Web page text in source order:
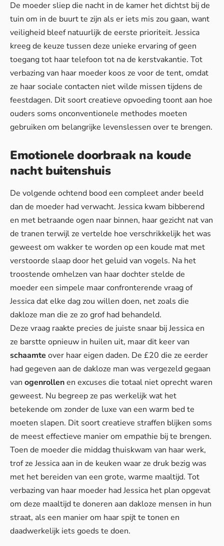
De moeder sliep die nacht in de kamer het dichtst bij de
tuin om in de buurt te zijn als er iets mis zou gaan, want
veiligheid bleef natuurlijk de eerste prioriteit. Jessica
kreeg de keuze tussen deze unieke ervaring of geen
toegang tot haar telefoon tot na de kerstvakantie. Tot
verbazing van haar moeder koos ze voor de tent, omdat
ze haar sociale contacten niet wilde missen tijdens de
feestdagen. Dit soort creatieve opvoeding toont aan hoe
ouders soms onconventionele methodes moeten
gebruiken om belangrijke levenslessen over te brengen.
Emotionele doorbraak na koude
nacht buitenshuis
De volgende ochtend bood een compleet ander beeld
dan de moeder had verwacht. Jessica kwam bibberend
en met betraande ogen naar binnen, haar gezicht nat van
de tranen terwijl ze vertelde hoe verschrikkelijk het was
geweest om wakker te worden op een koude mat met
verstoorde slaap door het geluid van vogels. Na het
troostende omhelzen van haar dochter stelde de
moeder een simpele maar confronterende vraag of
Jessica dat elke dag zou willen doen, net zoals die
dakloze man die ze zo grof had behandeld.
Deze vraag raakte precies de juiste snaar bij Jessica en
ze barstte opnieuw in huilen uit, maar dit keer van
schaamte over haar eigen daden. De £20 die ze eerder
had gegeven aan de dakloze man was vergezeld gegaan
van ogenrollenen excuses die totaal niet oprecht waren
geweest. Nu begreep ze pas werkelijk wat het
betekende om zonder de luxe van een warm bed te
moeten slapen. Dit soort creatieve straffen blijken soms
de meest effectieve manier om empathie bij te brengen.
Toen de moeder die middag thuiskwam van haar werk,
trof ze Jessica aan in de keuken waar ze druk bezig was
met het bereiden van een grote, warme maaltijd. Tot
verbazing van haar moeder had Jessica het plan opgevat
om deze maaltijd te doneren aan dakloze mensen in hun
straat, als een manier om haar spijt te tonen en
daadwerkelijk iets goeds te doen.